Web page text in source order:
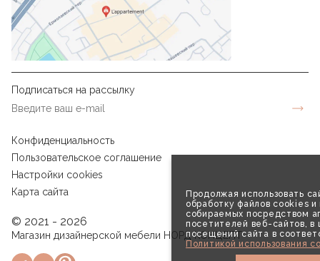
Продолжая использовать
обработку файлов cookies и
собираемых посредством
посетителей веб-сайтов, в
посещений сайта в
Политикой использования
Подписаться на рассылку
Конфиденциальность
Пользовательское соглашение
Настройки cookies
Карта сайта
© 2021 - 2026
Магазин дизайнерской мебели НОРД КОНЦЕПТ